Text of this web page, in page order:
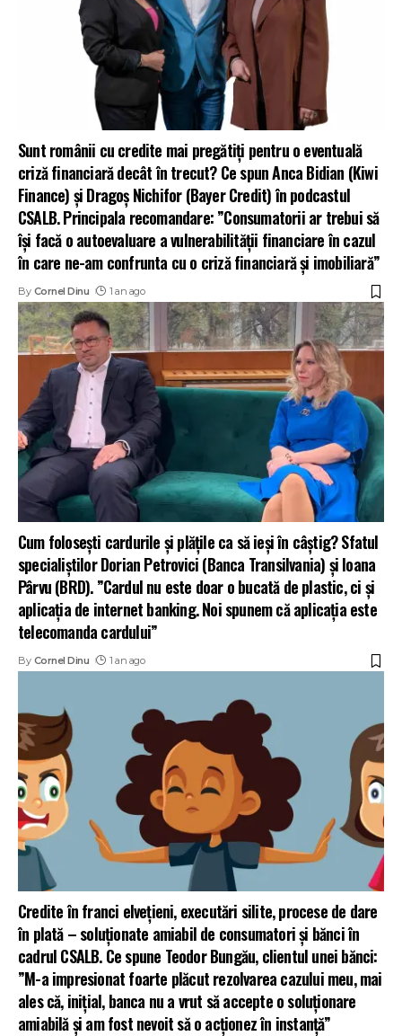
Sunt românii cu credite mai pregătiți pentru o eventuală
criză financiară decât în trecut? Ce spun Anca Bidian (Kiwi
Finance) și Dragoș Nichifor (Bayer Credit) în podcastul
CSALB. Principala recomandare: ”Consumatorii ar trebui să
își facă o autoevaluare a vulnerabilității financiare în cazul
în care ne-am confrunta cu o criză financiară și imobiliară”
By Cornel Dinu 1 an ago
Cum folosești cardurile și plățile ca să ieși în câștig? Sfatul
specialiștilor Dorian Petrovici (Banca Transilvania) și Ioana
Pârvu (BRD). ”Cardul nu este doar o bucată de plastic, ci și
aplicația de internet banking. Noi spunem că aplicația este
telecomanda cardului”
By Cornel Dinu 1 an ago
Credite în franci elvețieni, executări silite, procese de dare
în plată – soluționate amiabil de consumatori și bănci în
cadrul CSALB. Ce spune Teodor Bungău, clientul unei bănci:
”M-a impresionat foarte plăcut rezolvarea cazului meu, mai
ales că, inițial, banca nu a vrut să accepte o soluționare
amiabilă și am fost nevoit să o acționez în instanță”